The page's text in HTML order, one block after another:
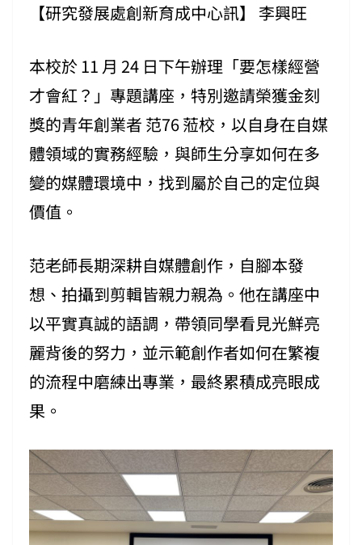
【研究發展處創新育成中心訊】 李興旺
本校於 11 月 24 日下午辦理「要怎樣經營
才會紅？」專題講座，特別邀請榮獲金刻
獎的青年創業者 范76 蒞校，以自身在自媒
體領域的實務經驗，與師生分享如何在多
變的媒體環境中，找到屬於自己的定位與
價值。
范老師長期深耕自媒體創作，自腳本發
想、拍攝到剪輯皆親力親為。他在講座中
以平實真誠的語調，帶領同學看見光鮮亮
麗背後的努力，並示範創作者如何在繁複
的流程中磨練出專業，最終累積成亮眼成
果。